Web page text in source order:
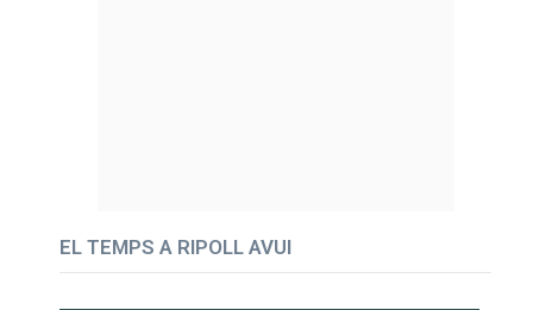
EL TEMPS A RIPOLL AVUI